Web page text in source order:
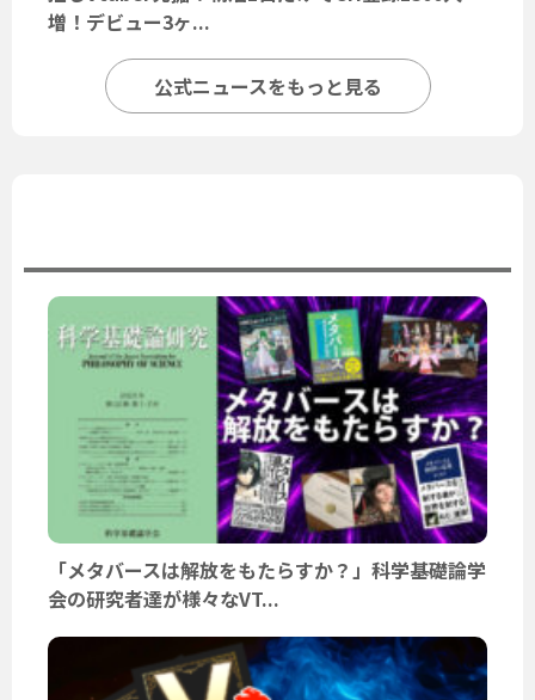
増！デビュー3ヶ...
公式ニュースをもっと見る
「メタバースは解放をもたらすか？」科学基礎論学
会の研究者達が様々なVT...